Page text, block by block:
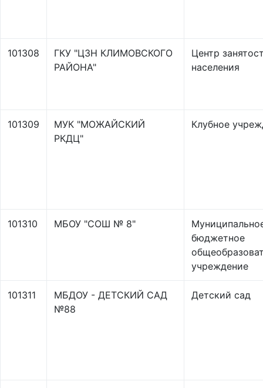
101308
ГКУ "ЦЗН КЛИМОВСКОГО
РАЙОНА"
Центр
населения
101309
МУК "МОЖАЙСКИЙ
РКДЦ"
Клубное
101310 МБОУ "СОШ № 8"
бюджетное
учреждение
101311
МБДОУ - ДЕТСКИЙ САД
№88
Детский сад